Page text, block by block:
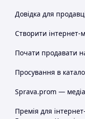
Довідка для
Створити інтернет-
Почати продавати
Просування в
Sprava.prom —
Премія для